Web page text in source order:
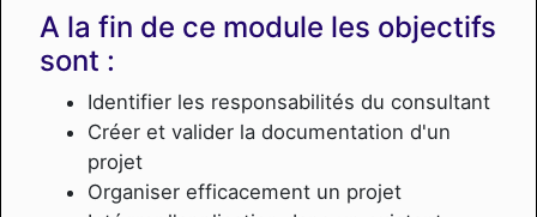
A la fin de ce module les objectifs
sont :
Identifier les responsabilités du consultant
Créer et valider la documentation d'un
projet
Organiser efficacement un projet